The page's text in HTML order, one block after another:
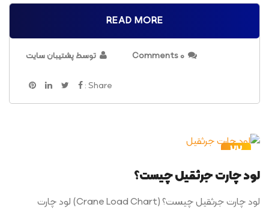
READ MORE
0 Comments توسط پشتیبان سایت
Share :
22
تیر
لود چارت جرثقیل چیست؟
لود چارت جرثقیل چیست؟ (Crane Load Chart) لود چارت